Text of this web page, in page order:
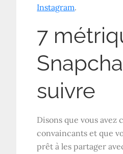
Instagram.
7
suivre
Disons que vous avez
convaincants et que
prêt à les partager